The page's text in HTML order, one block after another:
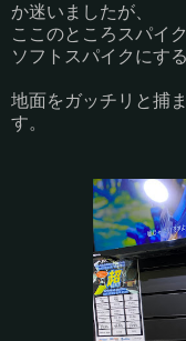
か迷いましたが、
ここのところスパイ
ソフトスパイクにす
地面をガッチリと捕
す。